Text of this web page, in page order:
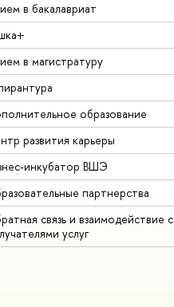
в бакалавриат
в магистратуру
образование
развития карьеры
инкубатор ВШЭ
партнерства
связь и взаимодействие с
услуг